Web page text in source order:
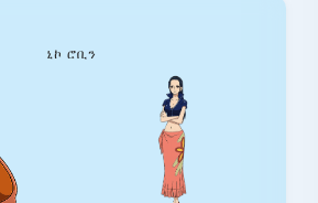
ኒኮ ሮቢን